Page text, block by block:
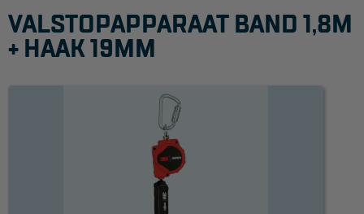
Ladder accessoires
VALSTOPAPPARAAT BAND 1,8M
+ HAAK 19MM